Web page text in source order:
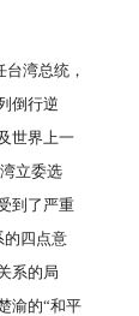
湾总统，
倒行逆
世界上一
立委选
到了严重
的四点意
系的局
渝的“和平